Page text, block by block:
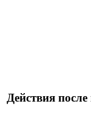
Действия